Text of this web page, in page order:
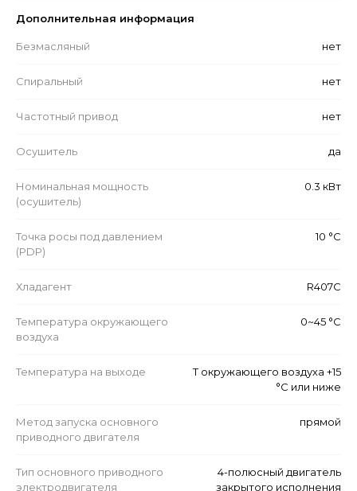
Дополнительная информация
Безмасляный нет
Спиральный нет
Частотный привод нет
Осушитель да
Номинальная мощность
(осушитель)
0.3 кВт
Точка росы под давлением
(PDP)
10 °C
Хладагент R407C
Температура окружающего
воздуха
0~45 °C
Температура на выходе
Т окружающего воздуха +15
°C или ниже
Метод запуска основного
приводного двигателя
прямой
Тип основного приводного
электродвигателя
4-полюсный двигатель
закрытого исполнения